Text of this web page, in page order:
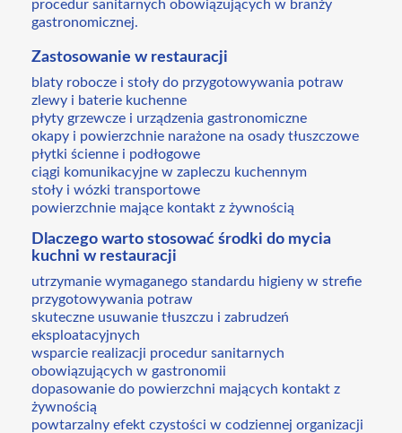
procedur sanitarnych obowiązujących w branży
gastronomicznej.
Zastosowanie w restauracji
blaty robocze i stoły do przygotowywania potraw
zlewy i baterie kuchenne
płyty grzewcze i urządzenia gastronomiczne
okapy i powierzchnie narażone na osady tłuszczowe
płytki ścienne i podłogowe
ciągi komunikacyjne w zapleczu kuchennym
stoły i wózki transportowe
powierzchnie mające kontakt z żywnością
Dlaczego warto stosować środki do mycia
kuchni w restauracji
utrzymanie wymaganego standardu higieny w strefie
przygotowywania potraw
skuteczne usuwanie tłuszczu i zabrudzeń
eksploatacyjnych
wsparcie realizacji procedur sanitarnych
obowiązujących w gastronomii
dopasowanie do powierzchni mających kontakt z
żywnością
powtarzalny efekt czystości w codziennej organizacji